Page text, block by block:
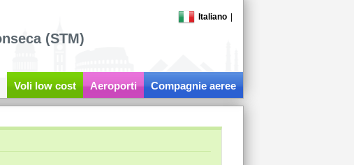
Italiano
(STM)
Voli low cost Aeroporti Compagnie aeree